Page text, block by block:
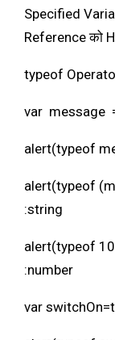
Specified
Reference को
typeof Operator
var message
:string
:number
var